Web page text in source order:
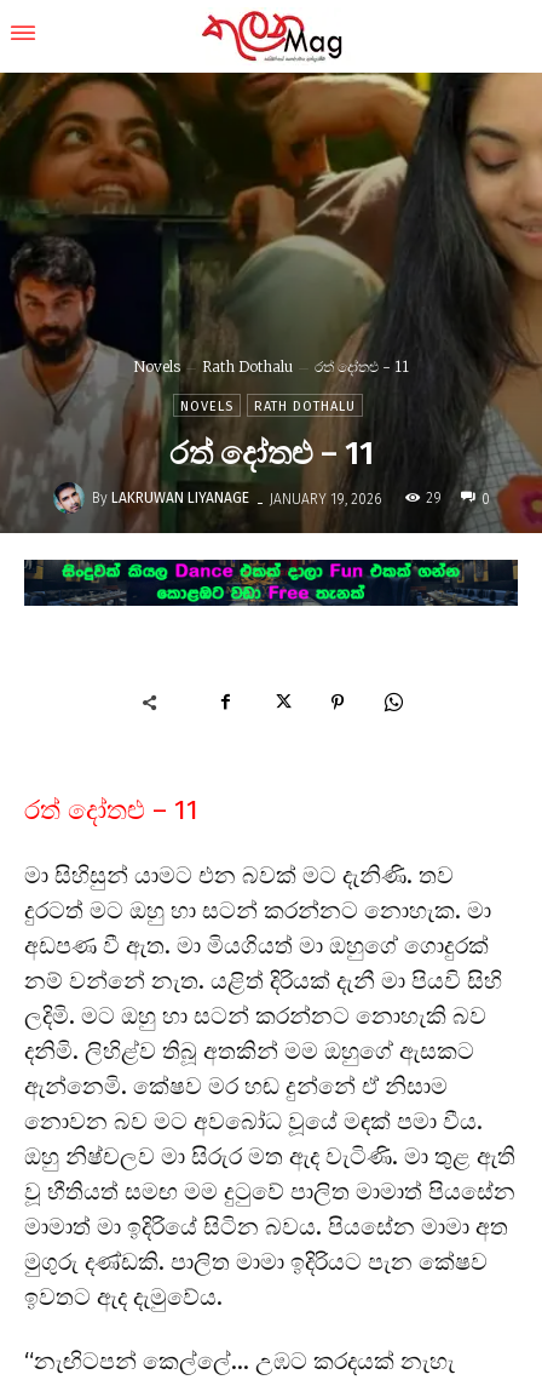
Novels Rath Dothalu රත් දෝතළු - 11
NOVELS RATH DOTHALU
රත් දෝතළු – 11
By LAKRUWAN LIYANAGE - JANUARY 19, 2026 29 0
රත් දෝතළු – 11
මා සිහිසුන් යාමට එන බවක් මට දැනිණි. තව
දුරටත් මට ඔහු හා සටන් කරන්නට නොහැක. මා
අඩපණ වී ඇත. මා මියගියත් මා ඔහුගේ ගොදුරක්
නම් වන්නේ නැත. යළිත් දිරියක් දැනී මා පියවි සිහි
ලදිමි. මට ඔහු හා සටන් කරන්නට නොහැකි බව
දනිමි. ලිහිළ්ව තිබූ අතකින් මම ඔහුගේ ඇසකට
ඇන්නෙමි. කේෂව මර හඬ දුන්නේ ඒ නිසාම
නොවන බව මට අවබෝධ වූයේ මඳක් පමා වීය.
ඔහු නිෂ්චලව මා සිරුර මත ඇද වැටිණි. මා තුළ ඇති
වූ භීතියත් සමඟ මම දුටුවේ පාලිත මාමාත් පියසේන
මාමාත් මා ඉදිරියේ සිටින බවය. පියසේන මාමා අත
මුගුරු දණ්ඩකි. පාලිත මාමා ඉදිරියට පැන කේෂව
ඉවතට ඇද දැමුවේය.
“නැඟිටපන් කෙල්ලේ… උඹට කරදයක් නැහැ